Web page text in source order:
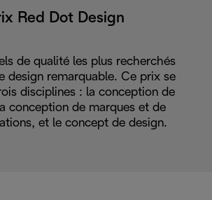
Red Dot Design
de qualité les plus recherchés
design remarquable. Ce prix se
disciplines : la conception de
conception de marques et de
et le concept de design.